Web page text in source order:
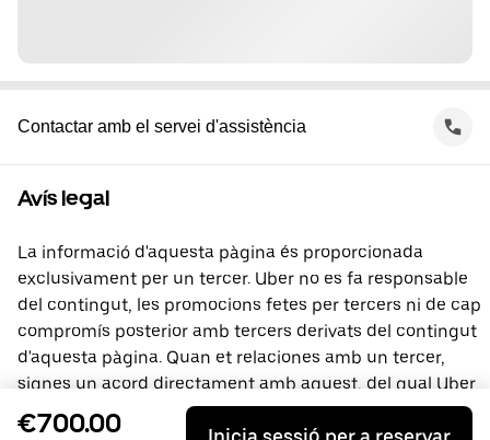
Contactar amb el servei d'assistència
Avís legal
La informació d'aquesta pàgina és proporcionada
exclusivament per un tercer. Uber no es fa responsable
del contingut, les promocions fetes per tercers ni de cap
compromís posterior amb tercers derivats del contingut
d'aquesta pàgina. Quan et relaciones amb un tercer,
signes un acord directament amb aquest, del qual Uber
no és part. Si tens preguntes, contacta directament amb
€700.00